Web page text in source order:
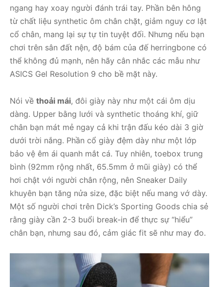
ngang hay xoay người đánh trái tay. Phần bên hông
từ chất liệu synthetic ôm chân chặt, giảm nguy cơ lật
cổ chân, mang lại sự tự tin tuyệt đối. Nhưng nếu bạn
chơi trên sân đất nện, độ bám của đế herringbone có
thể không đủ mạnh, nên hãy cân nhắc các mẫu như
ASICS Gel Resolution 9 cho bề mặt này.
Nói về thoải mái, đôi giày này như một cái ôm dịu
dàng. Upper bằng lưới và synthetic thoáng khí, giữ
chân bạn mát mẻ ngay cả khi trận đấu kéo dài 3 giờ
dưới trời nắng. Phần cổ giày đệm dày như một lớp
bảo vệ êm ái quanh mắt cá. Tuy nhiên, toebox trung
bình (92mm rộng nhất, 65.5mm ở mũi giày) có thể
hơi chật với người chân rộng, nên Sneaker Daily
khuyên bạn tăng nửa size, đặc biệt nếu mang vớ dày.
Một số người chơi trên Dick’s Sporting Goods chia sẻ
rằng giày cần 2-3 buổi break-in để thực sự “hiểu”
chân bạn, nhưng sau đó, cảm giác fit sẽ như may đo.